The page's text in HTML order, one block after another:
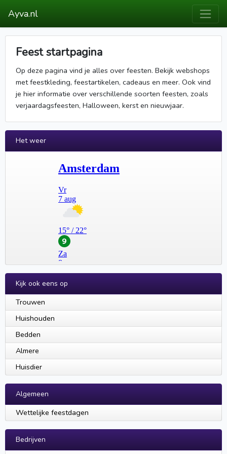
Ayva.nl
Feest startpagina
Op deze pagina vind je alles over feesten. Bekijk webshops
met feestkleding, feestartikelen, cadeaus en meer. Ook vind
je hier informatie over verschillende soorten feesten, zoals
verjaardagsfeesten, Halloween, kerst en nieuwjaar.
Het weer
Kijk ook eens op
Trouwen
Huishouden
Bedden
Almere
Huisdier
Algemeen
Wettelijke feestdagen
Bedrijven